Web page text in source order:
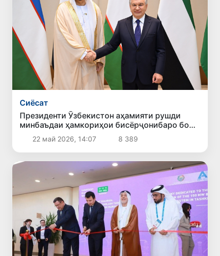
Сиёсат
Президенти Ӯзбекистон аҳамияти рушди
минбаъдаи ҳамкориҳои бисёрҷонибаро бо
АМА таъкид намуд
22 май 2026, 14:07 8 389